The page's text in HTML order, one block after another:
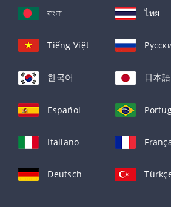
বাংলা ไทย
Tiếng Việt
한국어 日本語
Español
Italiano
Deutsch